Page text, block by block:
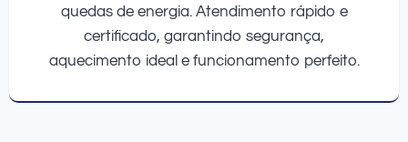
quedas de energia. Atendimento rápido e
certificado, garantindo segurança,
aquecimento ideal e funcionamento perfeito.